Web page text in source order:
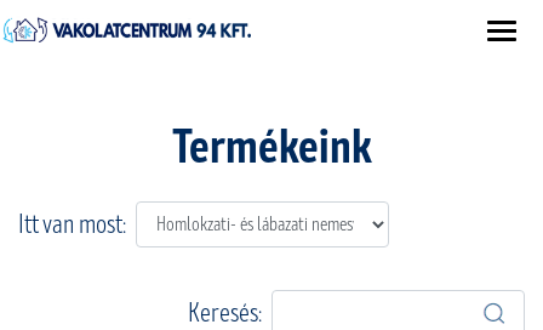
Termékeink
Itt van most:
Keresés: